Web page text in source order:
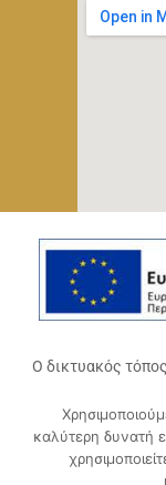
Ο δικτυακός
«Ψηφιακό
καλύτερη δυνατή